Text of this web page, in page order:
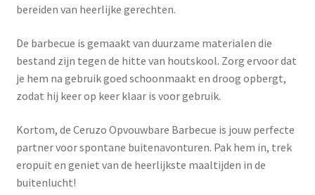
bereiden van heerlijke gerechten.
De barbecue is gemaakt van duurzame materialen die
bestand zijn tegen de hitte van houtskool. Zorg ervoor dat
je hem na gebruik goed schoonmaakt en droog opbergt,
zodat hij keer op keer klaar is voor gebruik.
Kortom, de Ceruzo Opvouwbare Barbecue is jouw perfecte
partner voor spontane buitenavonturen. Pak hem in, trek
eropuit en geniet van de heerlijkste maaltijden in de
buitenlucht!